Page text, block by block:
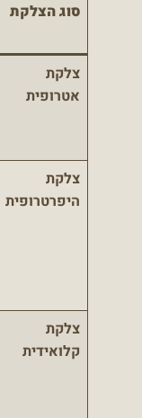
סוג הצלקת
צלקת
אטרופית
צלקת
היפרטרופית
צלקת
קלואידית